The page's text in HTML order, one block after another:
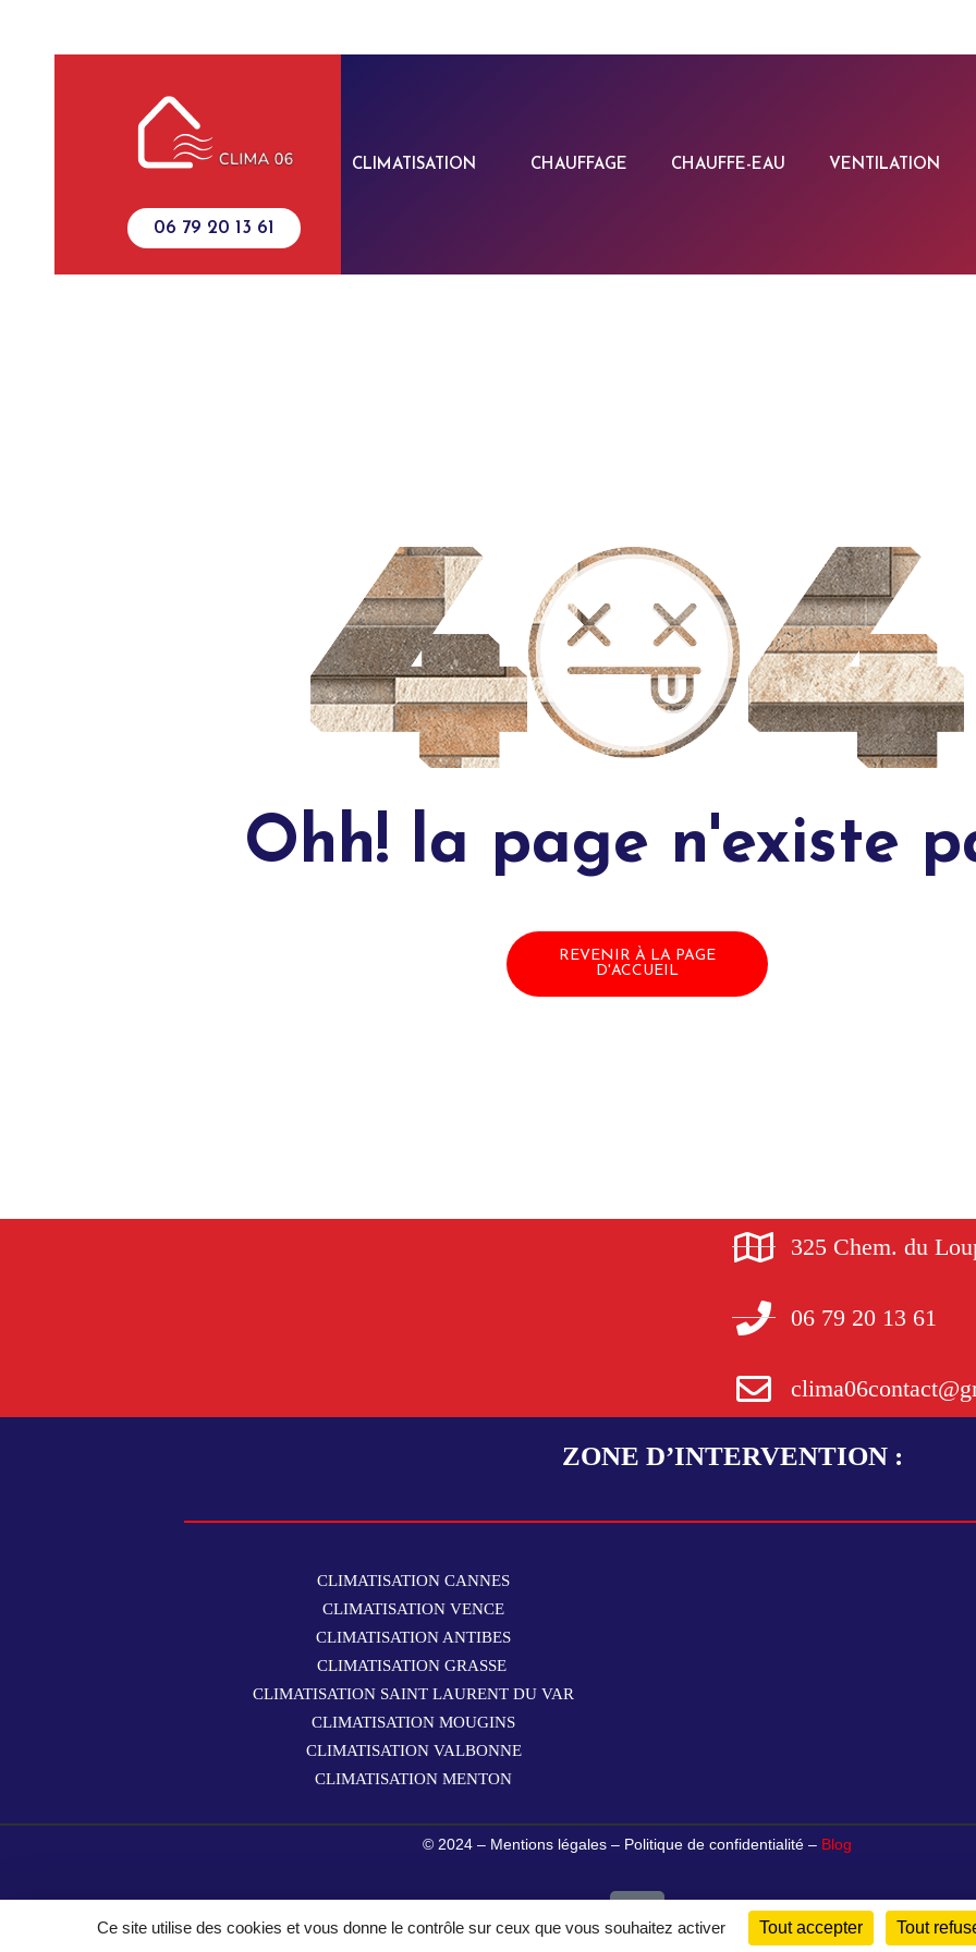
06 79 20 13 61
CLIMATISATION CHAUFFAGE CHAUFFE-EAU VENTILATION
Ohh! la page n'existe
REVENIR À LA PAGE
D'ACCUEIL
325 Chem. du
06 79 20 13 61
ZONE D’INTERVENTION :
CLIMATISATION CANNES
CLIMATISATION VENCE
CLIMATISATION ANTIBES
CLIMATISATION GRASSE
CLIMATISATION SAINT LAURENT DU VAR
CLIMATISATION MOUGINS
CLIMATISATION VALBONNE
CLIMATISATION MENTON
© 2024 – Mentions légales – Politique de confidentialité – Blog
Ce site utilise des cookies et vous donne le contrôle sur ceux que vous souhaitez activer Tout accepter Tout